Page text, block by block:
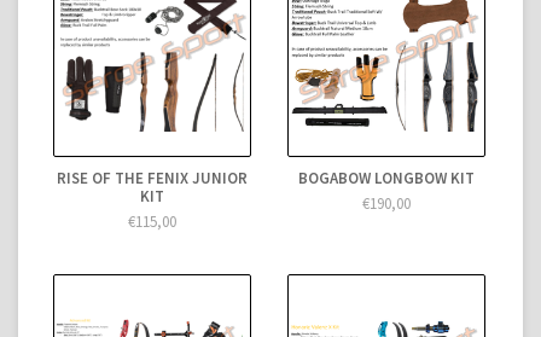
RISE OF THE FENIX JUNIOR
KIT
€115,00
BOGABOW LONGBOW KIT
€190,00